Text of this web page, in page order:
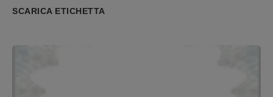
SCARICA ETICHETTA